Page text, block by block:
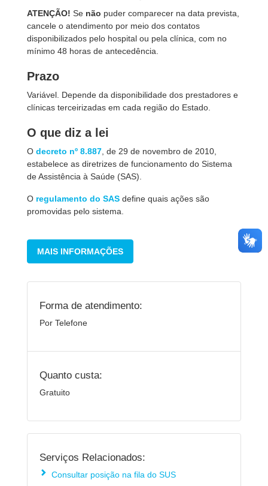
ATENÇÃO! Se não puder comparecer na data prevista,
cancele o atendimento por meio dos contatos
disponibilizados pelo hospital ou pela clínica, com no
mínimo 48 horas de antecedência.
Prazo
Variável. Depende da disponibilidade dos prestadores e
clínicas terceirizadas em cada região do Estado.
O que diz a lei
O decreto nº 8.887 , de 29 de novembro de 2010,
estabelece as diretrizes de funcionamento do Sistema
de Assistência à Saúde (SAS).
O regulamento do SAS define quais ações são
promovidas pelo sistema.
MAIS INFORMAÇÕES
Forma de atendimento:
Por Telefone
Quanto custa:
Gratuito
Serviços Relacionados:
Consultar posição na fila do SUS